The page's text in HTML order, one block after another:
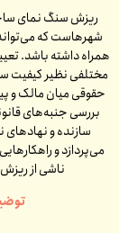
ریزش سنگ نمای
شهرهاست که
همراه داشته باشد.
مختلفی نظیر کیفیت
حقوقی میان مالک و
بررسی جنبه‌های
سازنده و نهادهای
می‌پردازد و
ناشی از